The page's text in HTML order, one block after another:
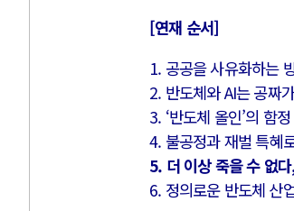
[연재 순서]
1. 공공을 사유화하는
2. 반도체와 AI는 공짜
3. ‘반도체 올인’의 함
4. 불공정과 재벌 특혜
5. 더 이상 죽을 수 없
6. 정의로운 반도체 산